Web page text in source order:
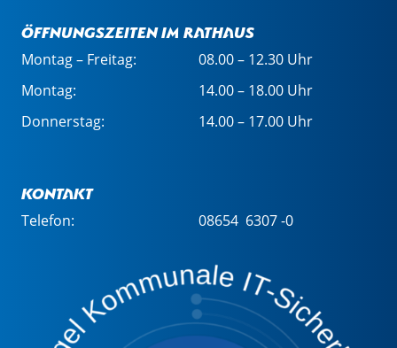
Öffnungszeiten im Rathaus
Montag – Freitag:
08.00 – 12.30 Uhr
Montag:
14.00 – 18.00 Uhr
Donnerstag:
14.00 – 17.00 Uhr
Kontakt
Telefon: 08654 6307 -0